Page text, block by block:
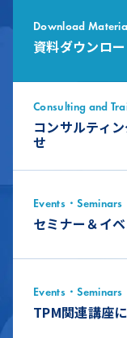
Download
資料ダウンロ
Consulting and
コンサルティ
せ
Events・Seminars
セミナー＆イ
Events・Seminars
TPM関連講座